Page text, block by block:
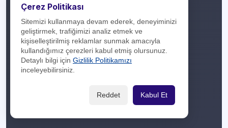
Yurt Dışı / Duty Free
Hakkımızda
İletişim
Çerez Politikası
Sitemizi kullanmaya devam ederek, deneyiminizi
geliştirmek, trafiğimizi analiz etmek ve
kişiselleştirilmiş reklamlar sunmak amacıyla
kullandığımız çerezleri kabul etmiş olursunuz.
Detaylı bilgi için Gizlilik Politikamızı
inceleyebilirsiniz.
Reddet Kabul Et